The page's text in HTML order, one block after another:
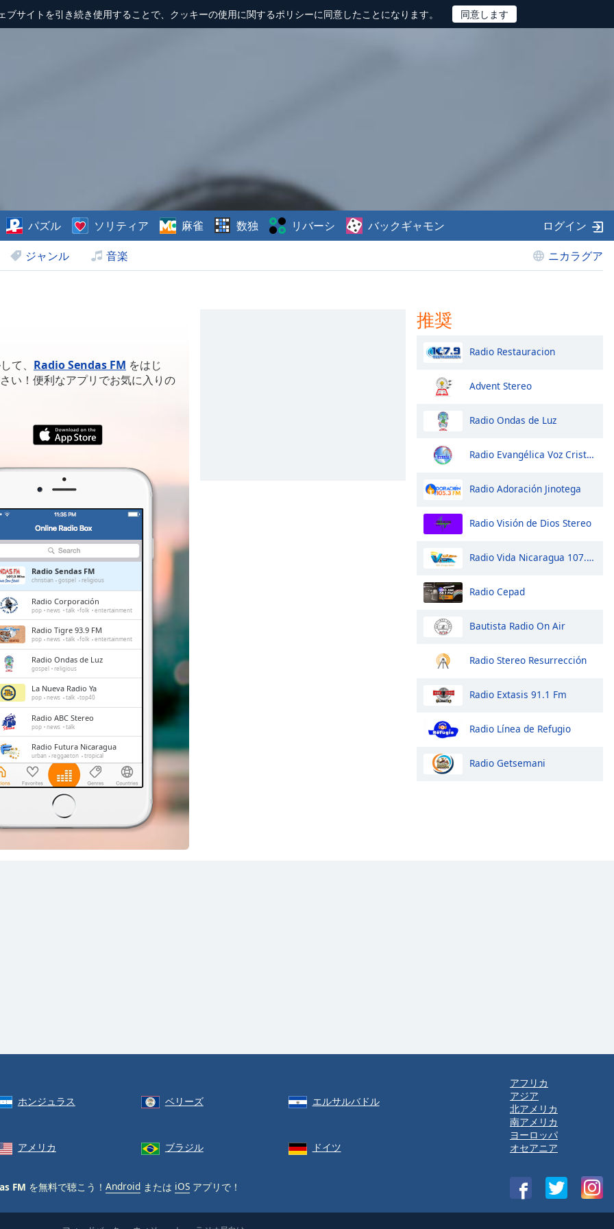
ブサイトを引き続き使用することで、クッキーの使用に関するポリシーに同意したことになります。
ジャンル 音楽 ニカラグア
パズル ソリティア 麻雀 数独 リバーシ バックギャモン ログイン
て、 Radio Sendas FM をはじ
い！便利なアプリでお気に入りの
Radio Sendas FM
christian gospel religious
Radio Corporación
pop news talk folk entertainment
Radio Tigre 93.9 FM
pop news talk folk entertainment
Radio Ondas de Luz
gospel religious
La Nueva Radio Ya
pop news talk top40
Radio ABC Stereo
pop news talk
Radio Futura Nicaragua
urban reggaeton tropical
La Tuani
pop news folk top40
Radio Restauracion
gospel
推奨
Radio Restauracion
Advent Stereo
Radio Ondas de Luz
Radio Evangélica Voz Cristiana
Radio Adoración Jinotega
Radio Visión de Dios Stereo
Radio Vida Nicaragua 107.3 fm
Radio Cepad
Bautista Radio On Air
Radio Stereo Resurrección
Radio Extasis 91.1 Fm
Radio Línea de Refugio
Radio Getsemani
ホンジュラス ベリーズ エルサルバドル
アメリカ ブラジル ドイツ
FM を無料で聴こう！ Android または iOS アプリで！
アフリカ
アジア
北アメリカ
南アメリカ
ヨーロッパ
オセアニア